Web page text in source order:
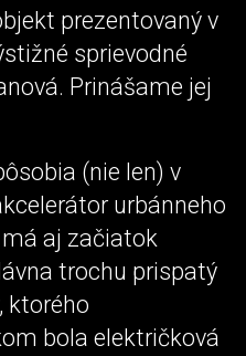
prezentovaný v
sprievodné
Prinášame jej
(nie len) v
urbánneho
aj začiatok
trochu prispatý
ktorého
bola električková